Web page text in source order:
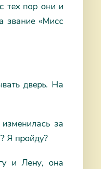
тех пор они и
звание «Мисс
дверь. На
за
Я пройду?
и Лену, она